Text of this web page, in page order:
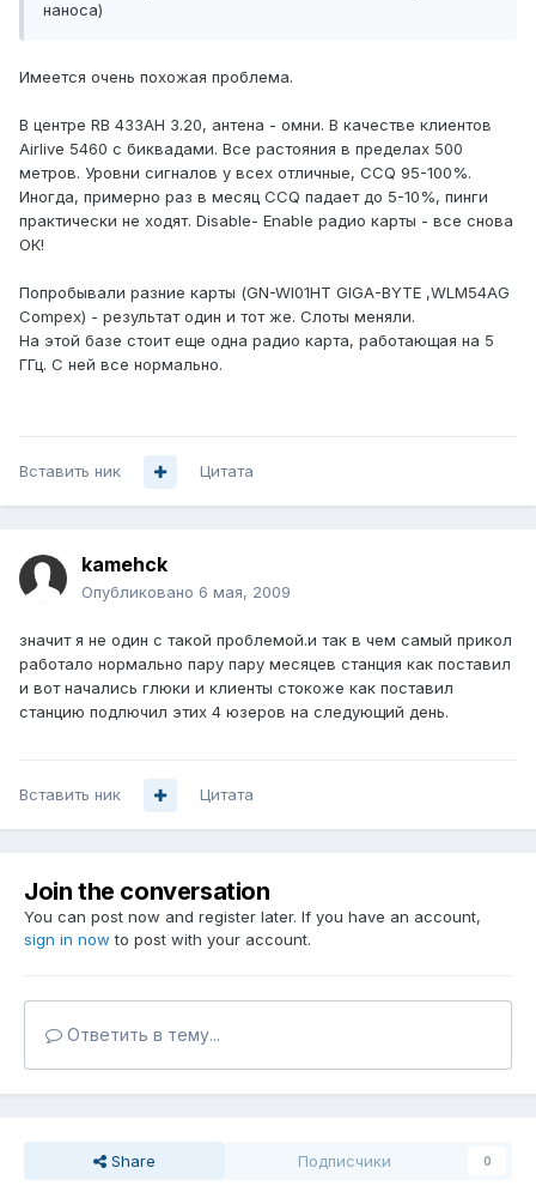
наноса)
Имеется очень похожая проблема.
В центре RB 433AH 3.20, антена - омни. В качестве клиентов
Airlive 5460 с биквадами. Все растояния в пределах 500
метров. Уровни сигналов у всех отличные, CCQ 95-100%.
Иногда, примерно раз в месяц CCQ падает до 5-10%, пинги
практически не ходят. Disable- Enable радио карты - все снова
ОК!
Попробывали разние карты (GN-WI01HT GIGA-BYTE ,WLM54AG
Compex) - результат один и тот же. Слоты меняли.
На этой базе стоит еще одна радио карта, работающая на 5
ГГц. С ней все нормально.
Вставить ник Цитата
kamehck
Опубликовано 6 мая, 2009
значит я не один с такой проблемой.и так в чем самый прикол
работало нормально пару пару месяцев станция как поставил
и вот начались глюки и клиенты стокоже как поставил
станцию подлючил этих 4 юзеров на следующий день.
Вставить ник Цитата
Join the conversation
You can post now and register later. If you have an account,
sign in now to post with your account.
Ответить в тему...
Share Подписчики 0